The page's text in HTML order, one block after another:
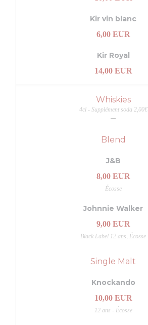
Kir vin blanc
6,00 EUR
Kir Royal
14,00 EUR
Whiskies
4cl - Supplément soda 2,00€
Blend
J&B
8,00 EUR
Écosse
Johnnie Walker
9,00 EUR
Black Label 12 ans, Écosse
Single Malt
Knockando
10,00 EUR
12 ans - Écosse